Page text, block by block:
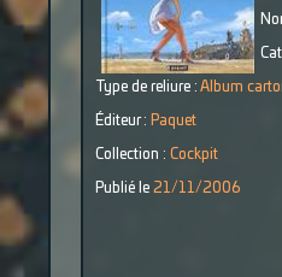
Type de reliure : Album
Éditeur : Paquet
Collection : Cockpit
Publié le 21/11/2006